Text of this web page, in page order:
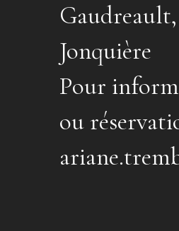
Gaudreault,
Jonquière
Pour
ou